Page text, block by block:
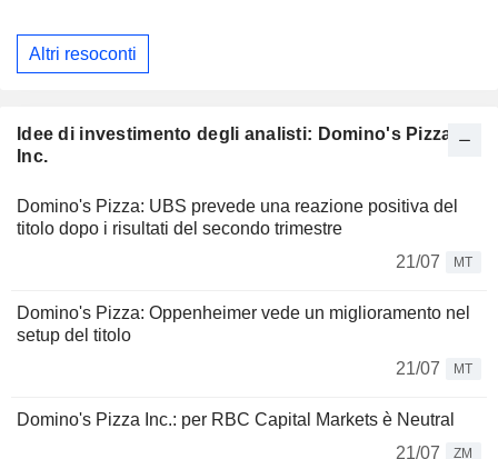
Altri resoconti
Idee di investimento degli analisti: Domino's Pizza
Inc.
Domino's Pizza: UBS prevede una reazione positiva del
titolo dopo i risultati del secondo trimestre
21/07
MT
Domino's Pizza: Oppenheimer vede un miglioramento nel
setup del titolo
21/07
MT
Domino's Pizza Inc.: per RBC Capital Markets è Neutral
21/07
ZM